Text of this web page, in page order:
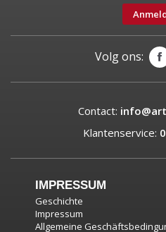
Volg ons:
Contact:
Klantenservice:
IMPRESSUM
Geschichte
Impressum
Allgemeine